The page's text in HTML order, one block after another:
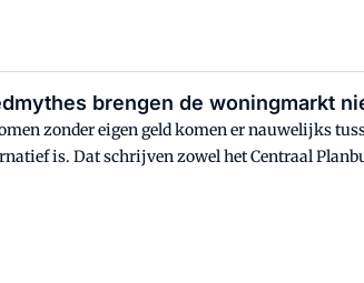
brengen de woningmarkt
zonder eigen geld komen er nauwelijks
is. Dat schrijven zowel het Centraal